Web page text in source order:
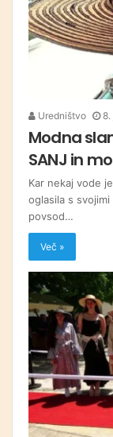
Uredništvo 8.
Modna
SANJ in
Kar nekaj vode
oglasila s
povsod…
Več »